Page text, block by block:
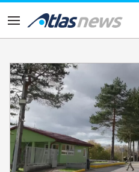
common.go-to-content
Navegación